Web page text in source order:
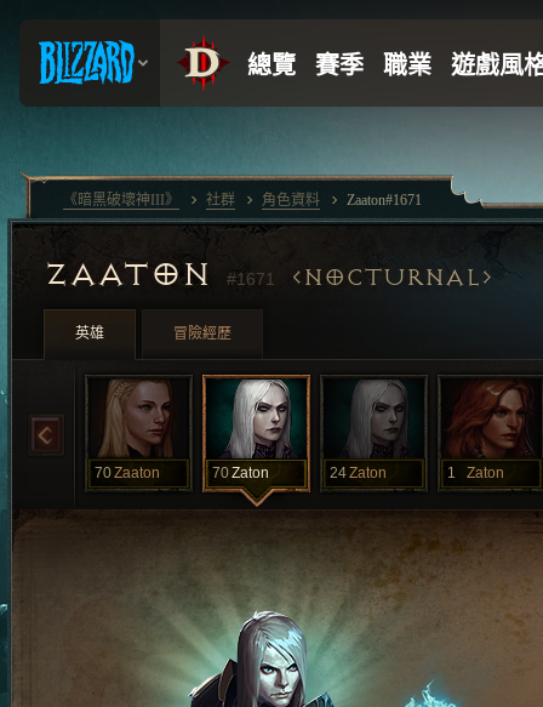
ZAATON #1671 NOCTURNAL
英雄 冒險經歷
70Zaaton 70Zaton 24Zaton 1 Zaton
《暗黑破壞神III》 社群 角色資料 Zaaton#1671